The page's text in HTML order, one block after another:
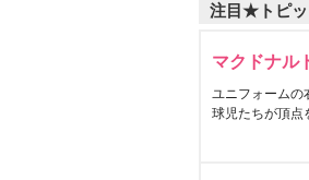
注目★トピッ
マクドナル
ユニフォームの
球児たちが頂点